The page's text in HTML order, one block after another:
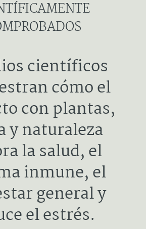
científicos
cómo el
con plantas,
y naturaleza
la salud, el
inmune, el
general y
el estrés.